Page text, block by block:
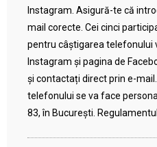
Instagram. Asigură-te că
mail corecte. Cei cinci
pentru câștigarea telefonului
Instagram și pagina de
și contactați direct prin e-
telefonului se va face
83, în București.